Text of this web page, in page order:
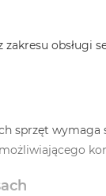
sprzęt